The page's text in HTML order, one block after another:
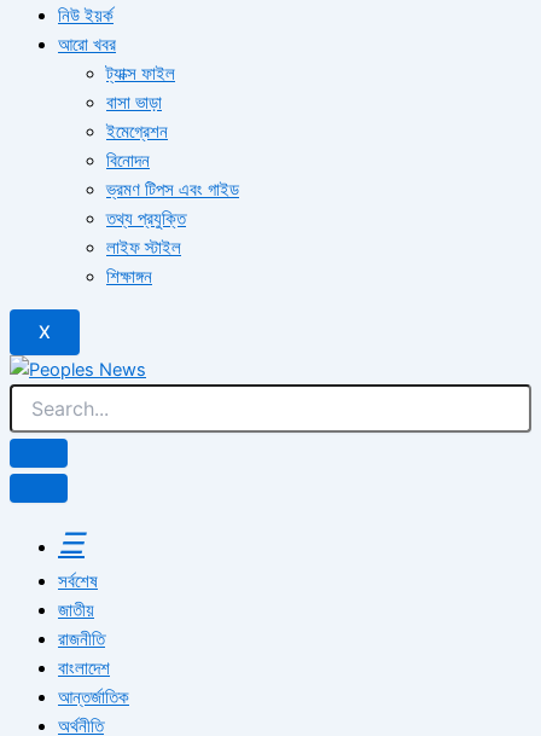
নিউ ইয়র্ক
আরো খবর
ট্যাক্স ফাইল
বাসা ভাড়া
ইমেগ্রেশন
বিনোদন
ভ্রমণ টিপস এবং গাইড
তথ্য প্রযুক্তি
লাইফ স্টাইল
শিক্ষাঙ্গন
X
☰
সর্বশেষ
জাতীয়
রাজনীতি
বাংলাদেশ
আন্তর্জাতিক
অর্থনীতি